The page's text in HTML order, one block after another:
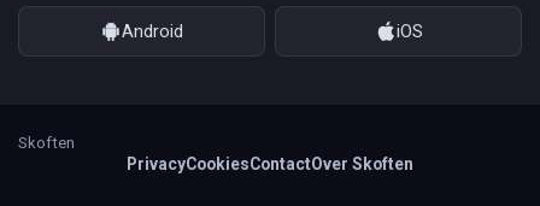
Android iOS
Skoften
PrivacyCookiesContactOver Skoften